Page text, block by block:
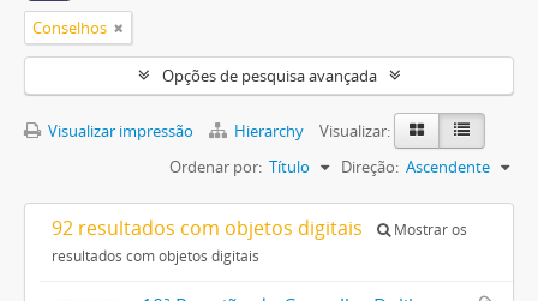
Conselhos
Opções de pesquisa avançada
Visualizar impressão Hierarchy
Visualizar:
Ordenar por: Título Direção: Ascendente
92 resultados com objetos digitais
Mostrar os
resultados com objetos digitais